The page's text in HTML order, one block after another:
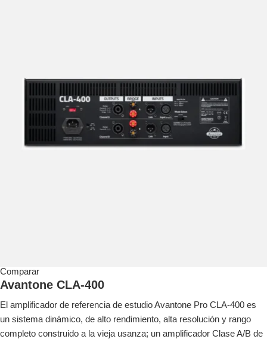
Comparar
Avantone CLA-400
El amplificador de referencia de estudio Avantone Pro CLA-400 es
un sistema dinámico, de alto rendimiento, alta resolución y rango
completo construido a la vieja usanza; un amplificador Clase A/B de